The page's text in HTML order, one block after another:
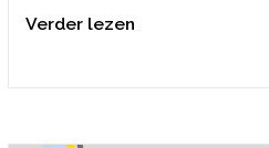
Verder lezen